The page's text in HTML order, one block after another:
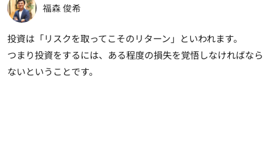
福森 俊希
投資は「リスクを取ってこそのリターン」といわれます。
つまり投資をするには、ある程度の損失を覚悟しなければなら
ないということです。